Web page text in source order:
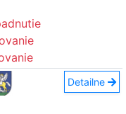
Detailne